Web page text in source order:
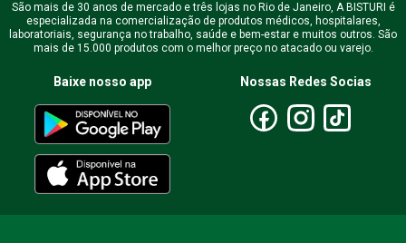
São mais de 30 anos de mercado e três lojas no Rio de Janeiro, A BISTURI é
especializada na comercialização de produtos médicos, hospitalares,
laboratoriais, segurança no trabalho, saúde e bem-estar e muitos outros. São
mais de 15.000 produtos com o melhor preço no atacado ou varejo.
Baixe nosso app Nossas Redes Socias